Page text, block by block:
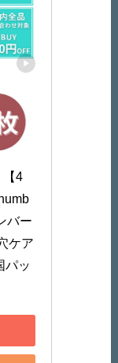
【4
バー
ケア
パッ